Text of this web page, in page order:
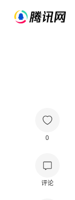
0
评论